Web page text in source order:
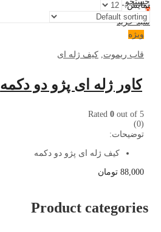
0
سبد خرید
نمایش:
ویژه
قاب ریموت کیف ژله ای
کاور ژله ای پژو دو دکمه
Rated 0 out of 5
(0)
توضیحات:
کیف ژله ای پژو دو دکمه
88,000 تومان
Product categories